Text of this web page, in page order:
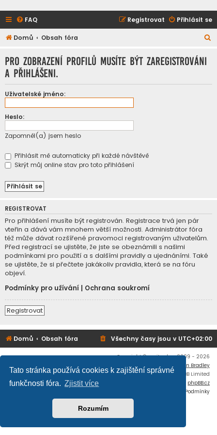
Tato stránka používá cookies k zajištění správné
funkčnosti fóra. Zjistit více
Rozumím
FAQ Přihlásit se
Registrovat
Domů Obsah fóra
Pro zobrazení profilů musíte být zaregistrováni
a přihlášeni.
Uživatelské jméno:
Heslo:
Zapomněl(a) jsem heslo
Přihlásit mě automaticky při každé návštěvě
Skrýt můj online stav pro toto přihlášení
REGISTROVAT
Pro přihlášení musíte být registrován. Registrace trvá jen pár
vteřin a dává vám mnohem větší možnosti. Administrátor fóra
též může dávat rozšířené pravomoci registrovaným uživatelům.
Před registrací se ujistěte, že jste se obeznámili s našimi
podmínkami pro použití a s dalšími pravidly a ujednáními. Také
se ujistěte, že si přečtete jakákoliv pravidla, která se na fóru
objeví.
Podmínky pro užívání
Ochrana soukromí
Registrovat
Domů Obsah fóra Všechny časy jsou v UTC+02:00
Copyright © mujtank.cz 2009 - 2026
Flat Style by
Ian Bradley
Založeno naphpBB® Forum Software © phpBB Limited
phpBB.cz
Podmínky